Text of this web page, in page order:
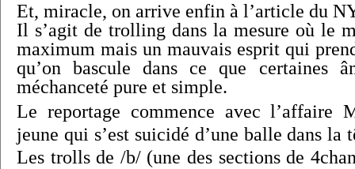
Et, miracle, on arrive enfin à l’article du
Il s’agit de trolling dans la mesure où le
maximum mais un mauvais esprit qui
qu’on bascule dans ce que certaines
méchanceté pure et simple.
Le reportage commence avec l’affaire
jeune qui s’est suicidé d’une balle dans la
Les trolls de /b/ (une des sections de